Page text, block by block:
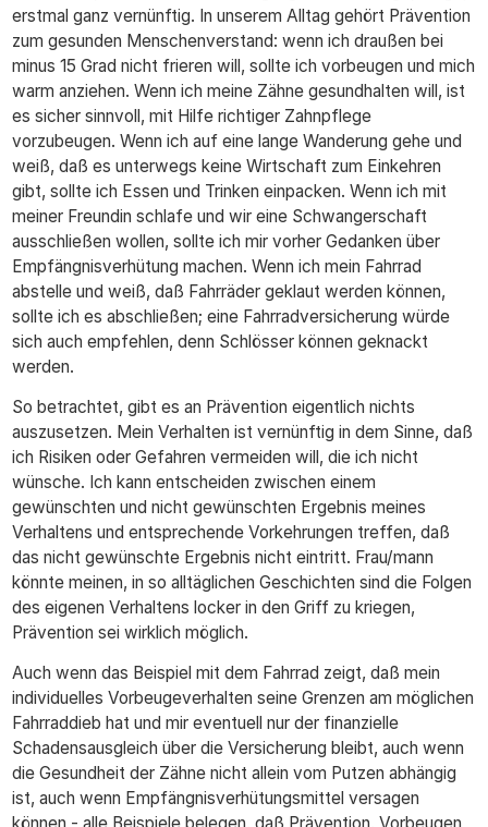
erstmal ganz vernünftig. In unserem Alltag gehört Prävention
zum gesunden Menschenverstand: wenn ich draußen bei
minus 15 Grad nicht frieren will, sollte ich vorbeugen und mich
warm anziehen. Wenn ich meine Zähne gesundhalten will, ist
es sicher sinnvoll, mit Hilfe richtiger Zahnpflege
vorzubeugen. Wenn ich auf eine lange Wanderung gehe und
weiß, daß es unterwegs keine Wirtschaft zum Einkehren
gibt, sollte ich Essen und Trinken einpacken. Wenn ich mit
meiner Freundin schlafe und wir eine Schwangerschaft
ausschließen wollen, sollte ich mir vorher Gedanken über
Empfängnisverhütung machen. Wenn ich mein Fahrrad
abstelle und weiß, daß Fahrräder geklaut werden können,
sollte ich es abschließen; eine Fahrradversicherung würde
sich auch empfehlen, denn Schlösser können geknackt
werden.
So betrachtet, gibt es an Prävention eigentlich nichts
auszusetzen. Mein Verhalten ist vernünftig in dem Sinne, daß
ich Risiken oder Gefahren vermeiden will, die ich nicht
wünsche. Ich kann entscheiden zwischen einem
gewünschten und nicht gewünschten Ergebnis meines
Verhaltens und entsprechende Vorkehrungen treffen, daß
das nicht gewünschte Ergebnis nicht eintritt. Frau/mann
könnte meinen, in so alltäglichen Geschichten sind die Folgen
des eigenen Verhaltens locker in den Griff zu kriegen,
Prävention sei wirklich möglich.
Auch wenn das Beispiel mit dem Fahrrad zeigt, daß mein
individuelles Vorbeugeverhalten seine Grenzen am möglichen
Fahrraddieb hat und mir eventuell nur der finanzielle
Schadensausgleich über die Versicherung bleibt, auch wenn
die Gesundheit der Zähne nicht allein vom Putzen abhängig
ist, auch wenn Empfängnisverhütungsmittel versagen
können - alle Beispiele belegen, daß Prävention, Vorbeugen